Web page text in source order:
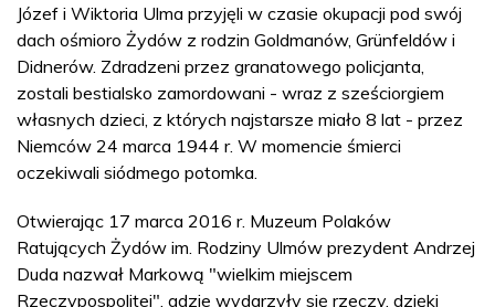
Józef i Wiktoria Ulma przyjęli w czasie okupacji pod swój
dach ośmioro Żydów z rodzin Goldmanów, Grünfeldów i
Didnerów. Zdradzeni przez granatowego policjanta,
zostali bestialsko zamordowani - wraz z sześciorgiem
własnych dzieci, z których najstarsze miało 8 lat - przez
Niemców 24 marca 1944 r. W momencie śmierci
oczekiwali siódmego potomka.
Otwierając 17 marca 2016 r. Muzeum Polaków
Ratujących Żydów im. Rodziny Ulmów prezydent Andrzej
Duda nazwał Markową "wielkim miejscem
Rzeczypospolitej", gdzie wydarzyły się rzeczy, dzięki